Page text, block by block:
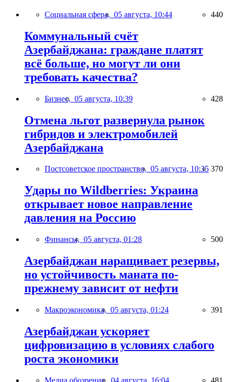
Социальная сфера, 05 августа, 10:44 440
Коммунальный счёт
Азербайджана: граждане платят
всё больше, но могут ли они
требовать качества?
Бизнес, 05 августа, 10:39 428
Отмена льгот развернула рынок
гибридов и электромобилей
Азербайджана
Постсоветское пространство, 05 августа, 10:35 370
Удары по Wildberries: Украина
открывает новое направление
давления на Россию
Финансы, 05 августа, 01:28 500
Азербайджан наращивает резервы,
но устойчивость маната по-
прежнему зависит от нефти
Макроэкономика, 05 августа, 01:24 391
Азербайджан ускоряет
цифровизацию в условиях слабого
роста экономики
Медиа обозрение, 04 августа, 16:04 481